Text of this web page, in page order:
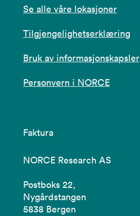
Se alle våre lokasjoner
Tilgjengelighetserklæring
Bruk av informasjonskapsler
Personvern i NORCE
Faktura
NORCE Research AS
Postboks 22,
Nygårdstangen
5838 Bergen